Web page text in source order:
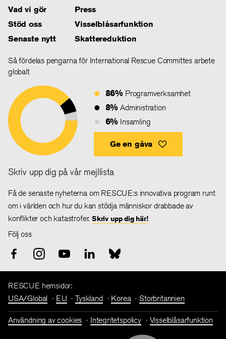
Vad vi gör
Stöd oss
Senaste nytt
Press
Visselblåsarfunktion
Skattereduktion
Så fördelas pengarna för International Rescue Committes arbete
globalt
86% Programverksamhet
8% Administration
6% Insamling
Ge en gåva
Skriv upp dig på vår mejllista
Få de senaste nyheterna om RESCUE:s innovativa program runt
om i världen och hur du kan stödja människor drabbade av
konflikter och katastrofer. Skriv upp dig här!
Följ oss
RESCUE hemsidor:
USA/Global
EU Tyskland Korea Storbritannien
Användning av cookies Integritetspolicy Visselblåsarfunktion